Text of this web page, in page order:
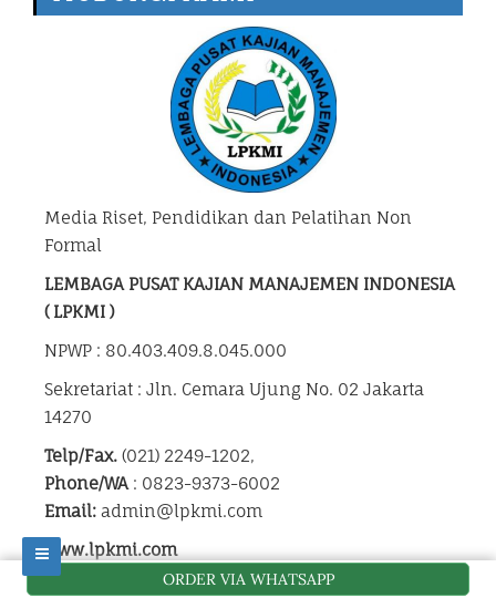
Media Riset, Pendidikan dan Pelatihan Non
Formal
LEMBAGA PUSAT KAJIAN MANAJEMEN INDONESIA
( LPKMI )
NPWP : 80.403.409.8.045.000
Sekretariat : Jln. Cemara Ujung No. 02 Jakarta
14270
Telp/Fax. (021) 2249-1202,
Phone/WA: 0823-9373-6002
Email: admin@lpkmi.com
www.lpkmi.com
ORDER VIA WHATSAPP